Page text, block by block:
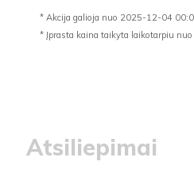
* Akcija galioja nuo 2025-12-04
* Įprasta kaina taikyta laikotarpiu
Atsiliepimai